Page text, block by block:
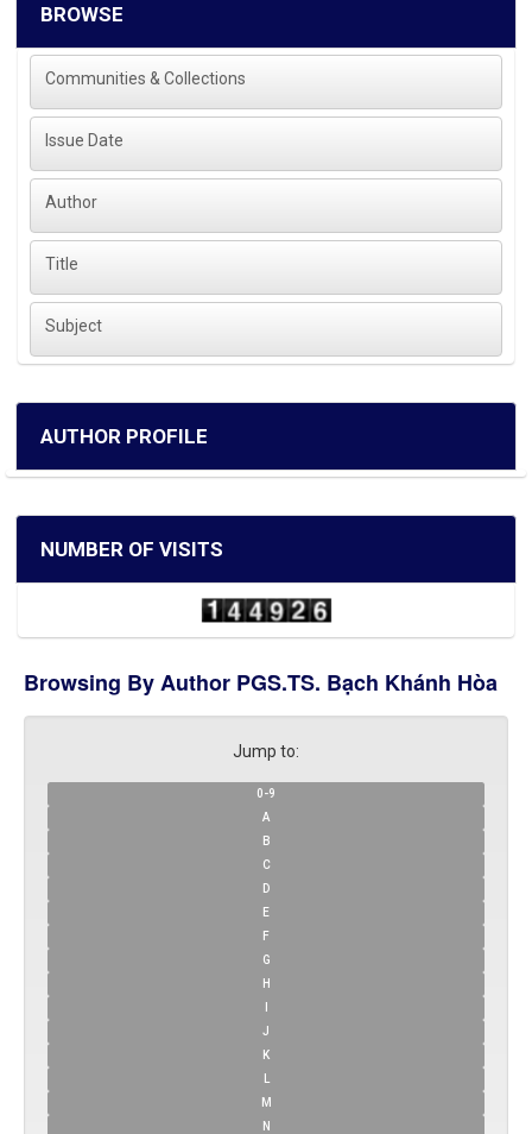
BROWSE
Communities & Collections
Issue Date
Author
Title
Subject
AUTHOR PROFILE
NUMBER OF VISITS
Browsing By Author PGS.TS. Bạch Khánh Hòa
Jump to:
0-9
A
B
C
D
E
F
G
H
J
K
M
N